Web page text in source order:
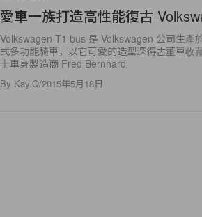
愛車一族打造高性能復古
Volkswagen T1 bus 是 Volkswagen 公司生產
式多功能騎車，以它可愛的造型深得古董車收
士車身製造商 Fred Bernhard
By Kay.Q/2015年5月18日